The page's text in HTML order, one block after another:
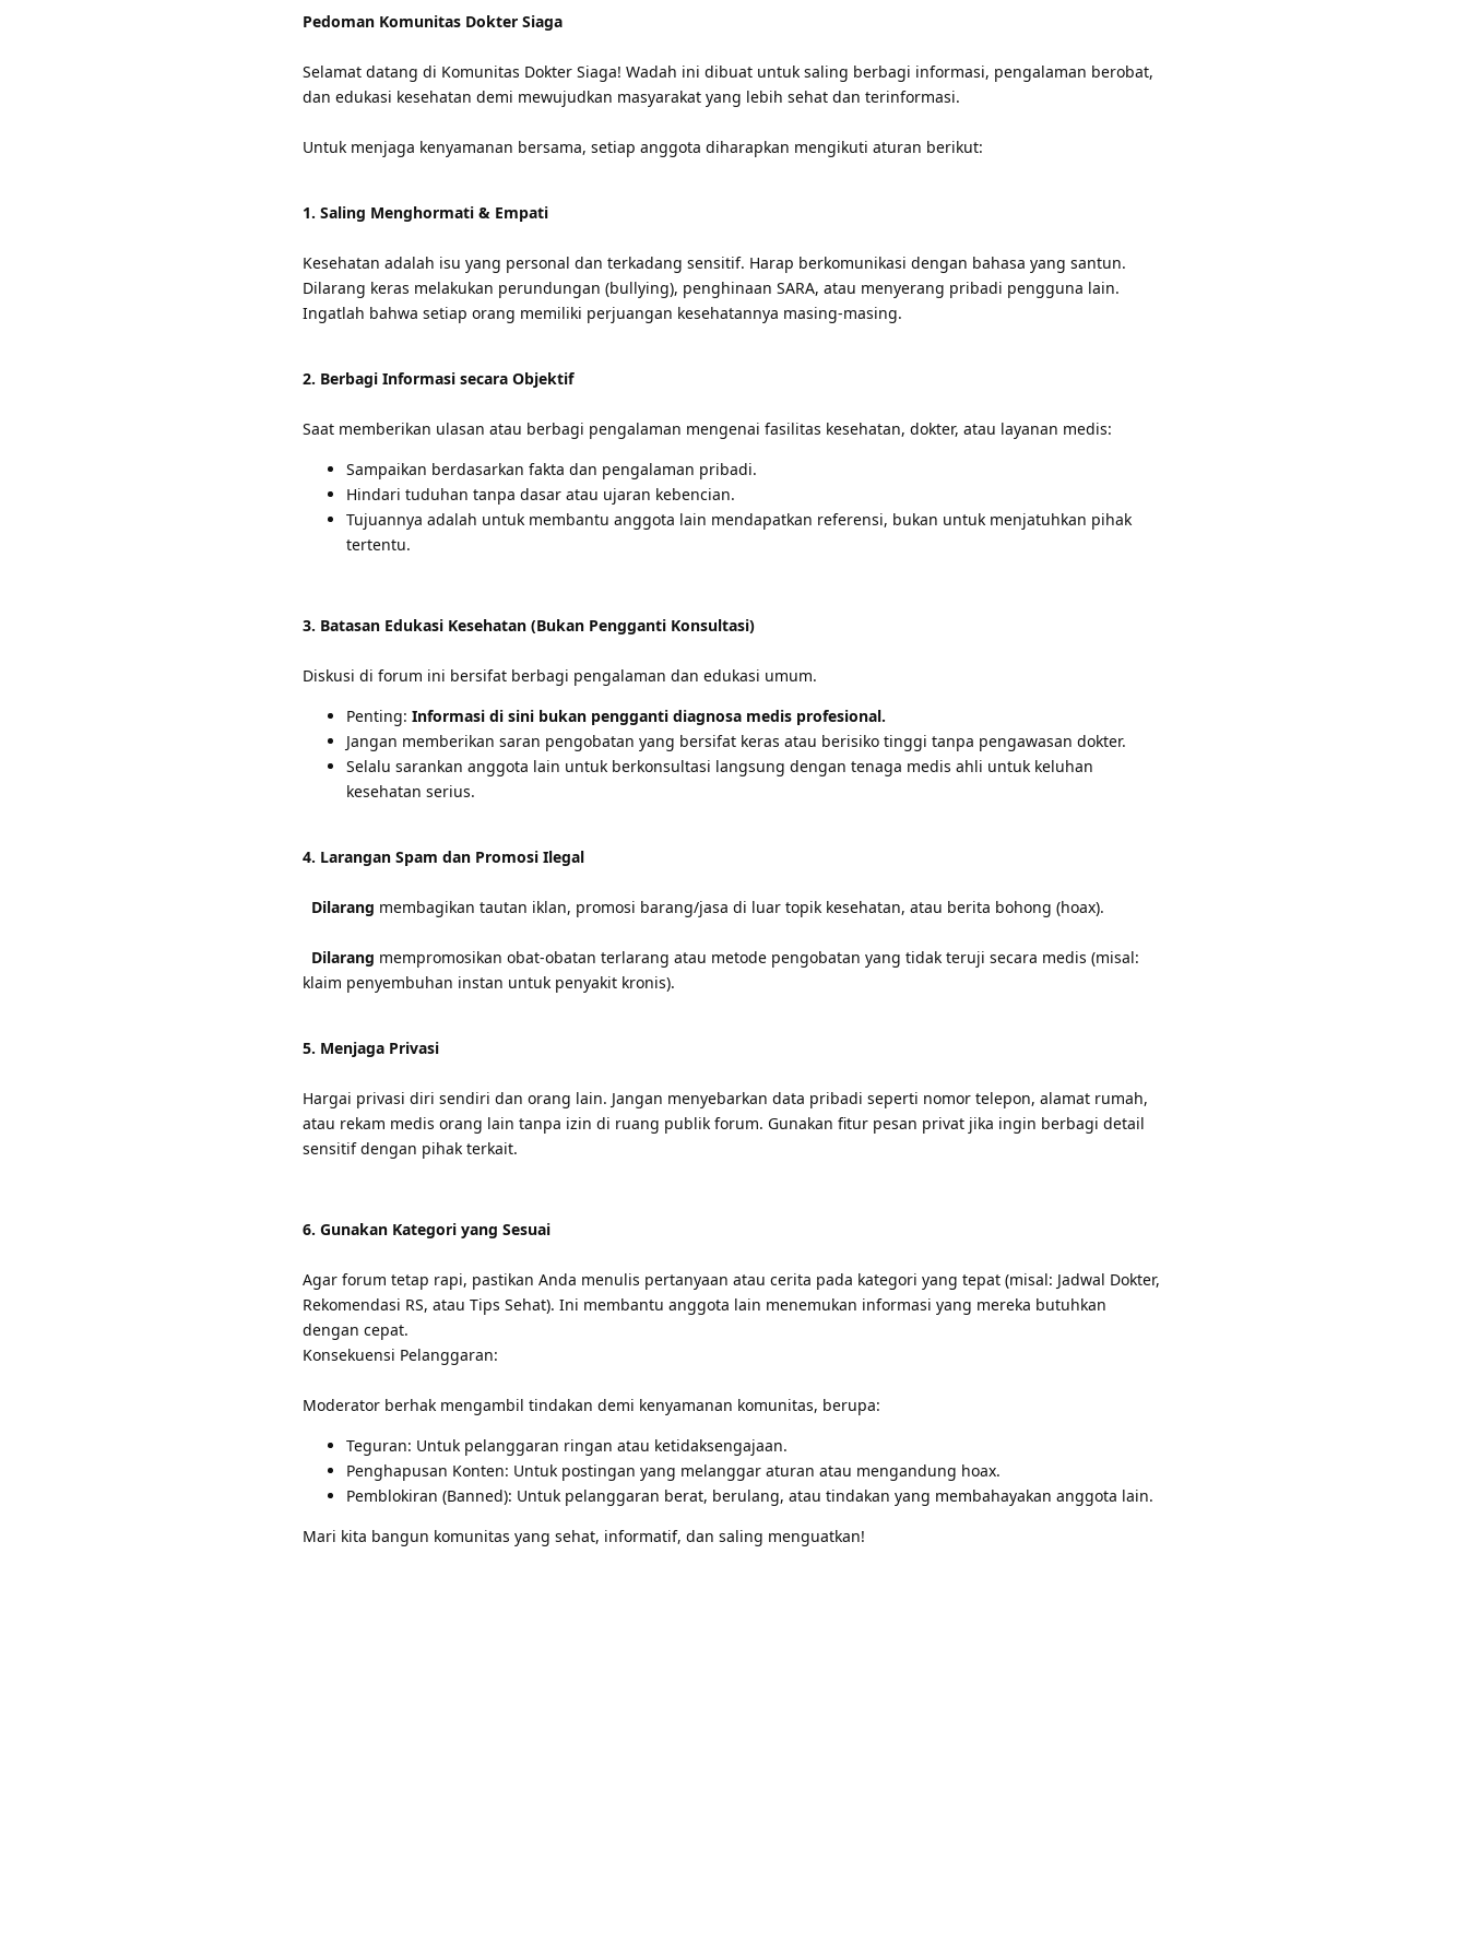
Pedoman Komunitas Dokter Siaga
Selamat datang di Komunitas Dokter Siaga! Wadah ini dibuat untuk saling berbagi informasi, pengalaman berobat,
dan edukasi kesehatan demi mewujudkan masyarakat yang lebih sehat dan terinformasi.
Untuk menjaga kenyamanan bersama, setiap anggota diharapkan mengikuti aturan berikut:
1. Saling Menghormati & Empati
Kesehatan adalah isu yang personal dan terkadang sensitif. Harap berkomunikasi dengan bahasa yang santun.
Dilarang keras melakukan perundungan (bullying), penghinaan SARA, atau menyerang pribadi pengguna lain.
Ingatlah bahwa setiap orang memiliki perjuangan kesehatannya masing-masing.
2. Berbagi Informasi secara Objektif
Saat memberikan ulasan atau berbagi pengalaman mengenai fasilitas kesehatan, dokter, atau layanan medis:
Sampaikan berdasarkan fakta dan pengalaman pribadi.
Hindari tuduhan tanpa dasar atau ujaran kebencian.
Tujuannya adalah untuk membantu anggota lain mendapatkan referensi, bukan untuk menjatuhkan pihak
tertentu.
3. Batasan Edukasi Kesehatan (Bukan Pengganti Konsultasi)
Diskusi di forum ini bersifat berbagi pengalaman dan edukasi umum.
Penting: Informasi di sini bukan pengganti diagnosa medis profesional.
Jangan memberikan saran pengobatan yang bersifat keras atau berisiko tinggi tanpa pengawasan dokter.
Selalu sarankan anggota lain untuk berkonsultasi langsung dengan tenaga medis ahli untuk keluhan
kesehatan serius.
4. Larangan Spam dan Promosi Ilegal
Dilarang membagikan tautan iklan, promosi barang/jasa di luar topik kesehatan, atau berita bohong (hoax).
Dilarang mempromosikan obat-obatan terlarang atau metode pengobatan yang tidak teruji secara medis (misal:
klaim penyembuhan instan untuk penyakit kronis).
5. Menjaga Privasi
Hargai privasi diri sendiri dan orang lain. Jangan menyebarkan data pribadi seperti nomor telepon, alamat rumah,
atau rekam medis orang lain tanpa izin di ruang publik forum. Gunakan fitur pesan privat jika ingin berbagi detail
sensitif dengan pihak terkait.
6. Gunakan Kategori yang Sesuai
Agar forum tetap rapi, pastikan Anda menulis pertanyaan atau cerita pada kategori yang tepat (misal: Jadwal Dokter,
Rekomendasi RS, atau Tips Sehat). Ini membantu anggota lain menemukan informasi yang mereka butuhkan
dengan cepat.
Konsekuensi Pelanggaran:
Moderator berhak mengambil tindakan demi kenyamanan komunitas, berupa:
Teguran: Untuk pelanggaran ringan atau ketidaksengajaan.
Penghapusan Konten: Untuk postingan yang melanggar aturan atau mengandung hoax.
Pemblokiran (Banned): Untuk pelanggaran berat, berulang, atau tindakan yang membahayakan anggota lain.
Mari kita bangun komunitas yang sehat, informatif, dan saling menguatkan!